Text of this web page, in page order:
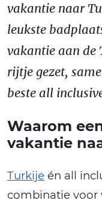
vakantie naar
leukste
vakantie aan de
rijtje gezet,
beste all
Waarom
vakantie
Turkije én all
combinatie voor